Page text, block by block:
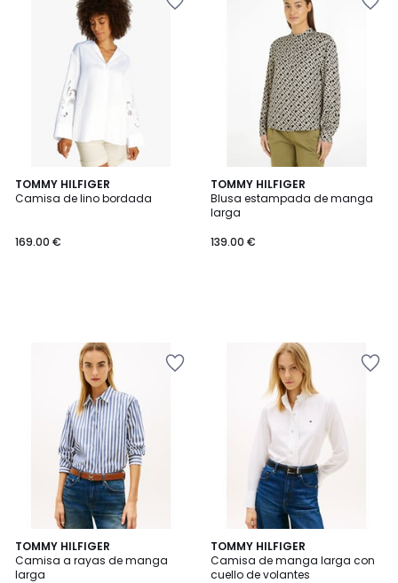
TOMMY HILFIGER
Camisa de lino bordada
169.00 €
TOMMY HILFIGER
Blusa estampada de manga
larga
139.00 €
TOMMY HILFIGER
Camisa a rayas de manga
larga
TOMMY HILFIGER
Camisa de manga larga con
cuello de volantes
1
/
5